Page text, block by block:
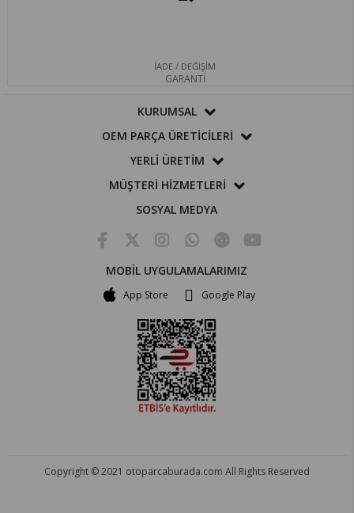
İADE / DEĞİŞİM
GARANTİ
KURUMSAL
OEM PARÇA ÜRETİCİLERİ
YERLİ ÜRETİM
MÜŞTERİ HİZMETLERİ
SOSYAL MEDYA
MOBİL UYGULAMALARIMIZ
App Store Google Play
Copyright © 2021 otoparcaburada.com All Rights Reserved